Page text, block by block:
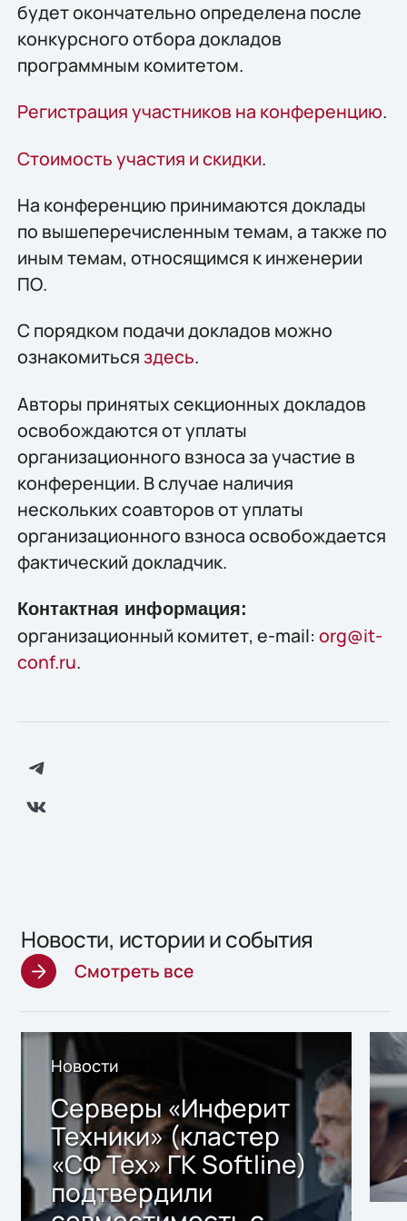
будет окончательно определена после
конкурсного отбора докладов
программным комитетом.
Регистрация участников на конференцию.
Стоимость участия и скидки.
На конференцию принимаются доклады
по вышеперечисленным темам, а также по
иным темам, относящимся к инженерии
ПО.
С порядком подачи докладов можно
ознакомитьсяздесь.
Авторы принятых секционных докладов
освобождаются от уплаты
организационного взноса за участие в
конференции. В случае наличия
нескольких соавторов от уплаты
организационного взноса освобождается
фактический докладчик.
Контактная информация:
организационный комитет, e-mail: org@it-
conf.ru.
Новости, истории и события
Смотреть все
Новости
Серверы «Инферит
Техники» (кластер
«СФ Тех» ГК Softline)
подтвердили